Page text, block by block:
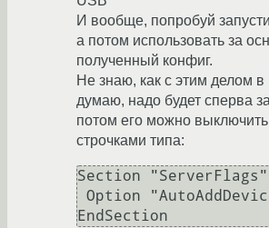
И вообще, попробуй
а потом использовать за
полученный конфиг.
Не знаю, как с этим делом
думаю, надо будет сперва
потом его можно
строчками типа:
Section "ServerFlags"
EndSection